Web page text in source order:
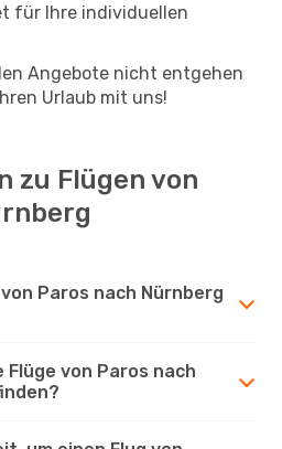
für Ihre individuellen
Angebote nicht entgehen
Urlaub mit uns!
zu Flügen von
Paros nach Nürnberg
Flüge von Paros nach